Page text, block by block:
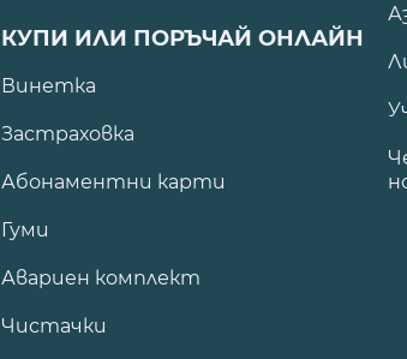
КУПИ ИЛИ ПОРЪЧАЙ ОНЛАЙН
Винетка
Застраховка
Абонаментни карти
Гуми
Авариен комплект
Чистачки